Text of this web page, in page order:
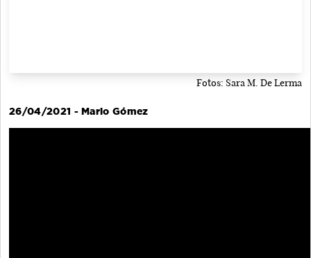
Fotos: Sara M. De Lerma
26/04/2021 - Mario Gómez